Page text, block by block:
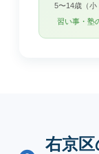
5〜14歳（小
習い事・塾
右京